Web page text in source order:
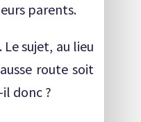
parents.
sujet, au lieu
route soit
donc ?